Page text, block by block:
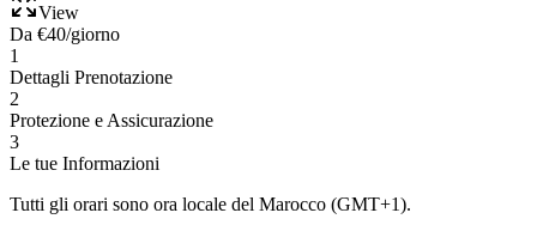
View
Da €40/giorno
1
Dettagli Prenotazione
2
Protezione e Assicurazione
3
Le tue Informazioni
Tutti gli orari sono ora locale del Marocco (GMT+1).